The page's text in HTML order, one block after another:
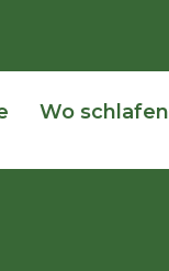
Wo schlafen